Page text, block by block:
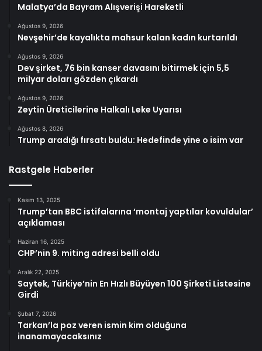
Malatya’da Bayram Alışverişi Hareketli
Ağustos 9, 2026
Nevşehir’de kayalıkta mahsur kalan kadın kurtarıldı
Ağustos 9, 2026
Dev şirket, 76 bin kanser davasını bitirmek için 5,5
milyar doları gözden çıkardı
Ağustos 9, 2026
Zeytin Üreticilerine Halkalı Leke Uyarısı
Ağustos 8, 2026
Trump aradığı fırsatı buldu: Hedefinde yine o isim var
Rastgele Haberler
Kasım 13, 2025
Trump’tan BBC istifalarına ‘montaj yaptılar kovuldular’
açıklaması
Haziran 16, 2025
CHP’nin 9. miting adresi belli oldu
Aralık 22, 2025
Saytek, Türkiye’nin En Hızlı Büyüyen 100 Şirketi Listesine
Girdi
Şubat 7, 2026
Tarkan’la poz veren ismin kim olduğuna
inanamayacaksınız